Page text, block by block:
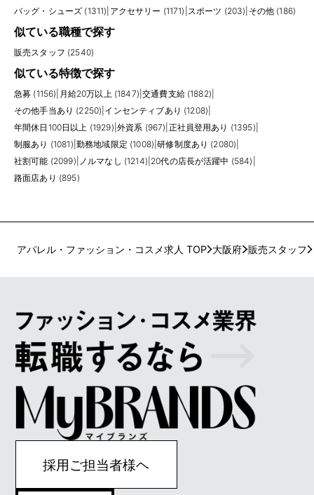
バッグ・シューズ (1311) アクセサリー (1171) スポーツ (203) その他 (186)
似ている職種で探す
販売スタッフ (2540)
似ている特徴で探す
急募 (1156) 月給20万以上 (1847) |交通費支給 (1882)
その他手当あり (2250) インセンティブあり (1208)
年間休日100日以上 (1929) 外資系 (967) 正社員登用あり (1395)
制服あり (1081) 勤務地域限定 (1008) |研修制度あり (2080)
社割可能 (2099) ノルマなし (1214) 20代の店長が活躍中 (584)
路面店あり (895)
アパレル・ファッション・コスメ求人 TOP 大阪府 販売スタッフ
採用ご担当者様ヘ